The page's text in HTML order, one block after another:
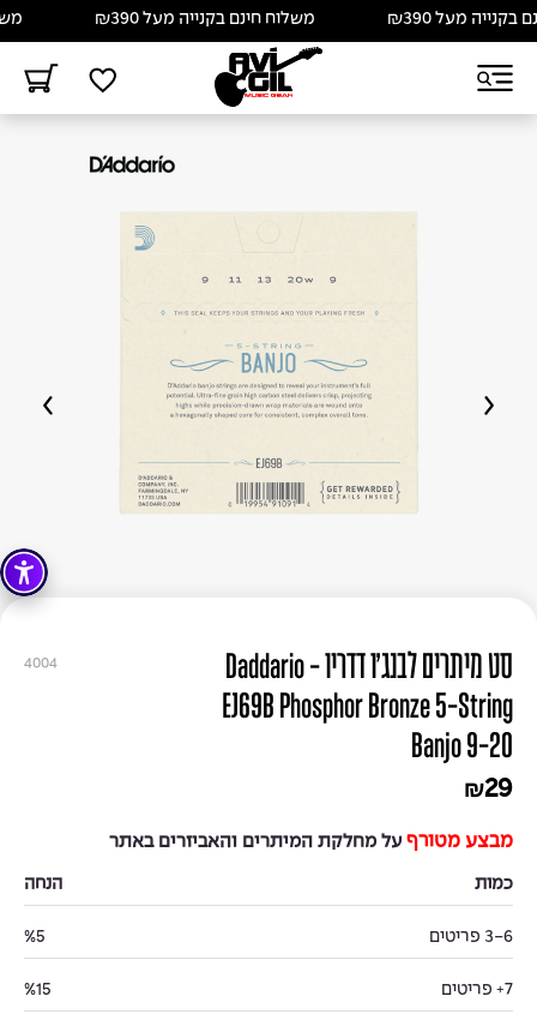
מעל ₪390 משלוח חינם בקנייה מעל ₪390
4004
סט מיתרים לבנג'ו דדריו - Daddario
EJ69B Phosphor Bronze 5-String
Banjo 9-20
₪29
מבצע מטורף על מחלקת המיתרים והאביזרים באתר
כמות הנחה
3-6 פריטים %5
7+ פריטים %15